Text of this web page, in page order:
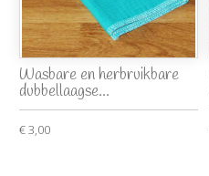
Wasbare en herbruikbare
dubbellaagse...
€ 3,00